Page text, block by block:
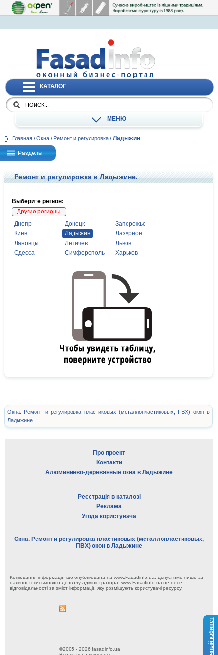
Личный кабинет
КАТАЛОГ
МЕНЮ
Главная / Окна / Ремонт и регулировка / Ладыжин
Разделы
Ремонт и регулировка в Ладыжине.
Выберите регион:
Другие регионы
Днепр
Донецк
Запорожье
Киев
Ладыжин
Лазурное
Лановцы
Летичев
Львов
Одесса
Симферополь Харьков
Окна. Ремонт и регулировка пластиковых (металлопластиковых, ПВХ) окон в
Ладыжине
Про проект
Контакти
Алюминиево-деревянные окна в Ладыжине
Реєстрація в каталозі
Реклама
Угода користувача
Окна. Ремонт и регулировка пластиковых (металлопластиковых,
ПВХ) окон в Ладыжине
Копіювання інформації, що опублікована на www.Fasadinfo.ua, допустиме лише за
наявності письмового дозволу адміністратора. www.Fasadinfo.ua не несе
відповідальності за зміст інформації, яку розміщують користувачі ресурсу.
©2005 - 2026 fasadinfo.ua